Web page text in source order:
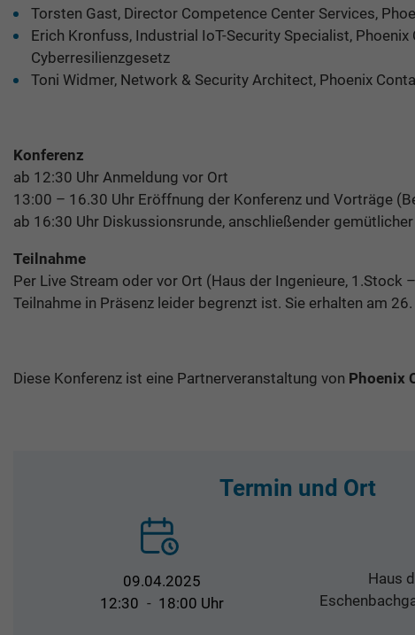
Torsten Gast, Director Competence Center Services,
Erich Kronfuss, Industrial IoT-Security Specialist,
Cyberresilienzgesetz
Toni Widmer, Network & Security Architect, Phoenix
Konferenz
ab 12:30 Uhr Anmeldung vor Ort
13:00 – 16.30 Uhr Eröffnung der Konferenz und Vorträge
ab 16:30 Uhr Diskussionsrunde, anschließender
Teilnahme
Per Live Stream oder vor Ort (Haus der Ingenieure,
Teilnahme in Präsenz leider begrenzt ist. Sie erhalten am
Diese Konferenz ist eine Partnerveranstaltung von Phoenix
Termin und Ort
09.04.2025
12:30 - 18:00 Uhr
Haus